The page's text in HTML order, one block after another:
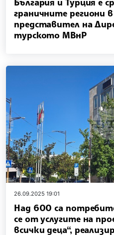
граничните региони
представител на
турското МВнР
26.09.2025 19:01
Над 600 са
се от услугите на
всички деца“,